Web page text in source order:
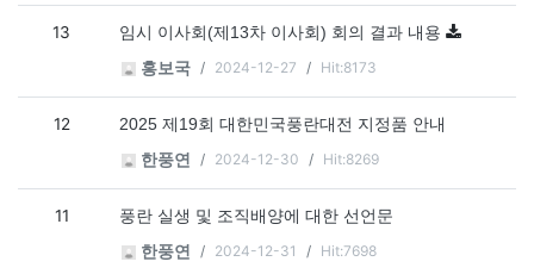
13
임시 이사회(제13차 이사회) 회의 결과 내용
홍보국
2024-12-27 Hit:8173
12
2025 제19회 대한민국풍란대전 지정품 안내
한풍연
2024-12-30 Hit:8269
11
풍란 실생 및 조직배양에 대한 선언문
한풍연
2024-12-31 Hit:7698